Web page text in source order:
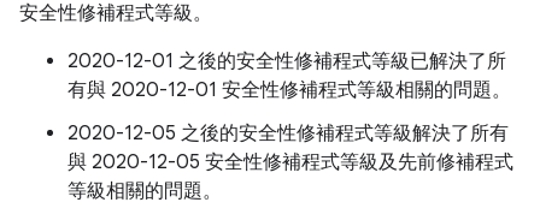
安全性修補程式等級。
2020-12-01 之後的安全性修補程式等級已解決了所
有與 2020-12-01 安全性修補程式等級相關的問題。
2020-12-05 之後的安全性修補程式等級解決了所有
與 2020-12-05 安全性修補程式等級及先前修補程式
等級相關的問題。